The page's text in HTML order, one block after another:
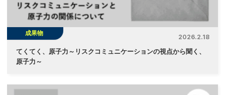
成果物
2026.2.18
てくてく、原子力～リスクコミュニケーションの視点から聞く、
原子力～